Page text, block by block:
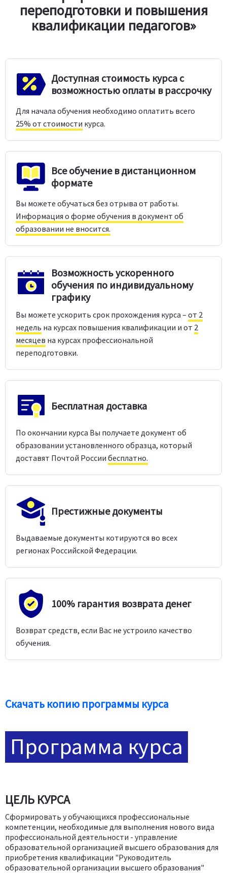
переподготовки и повышения
квалификации педагогов»
Доступная стоимость курса с
возможностью оплаты в рассрочку
Для начала обучения необходимо оплатить всего
25% от стоимости курса.
Все обучение в дистанционном
формате
Вы можете обучаться без отрыва от работы.
Информация о форме обучения в документ об
образовании не вносится.
Возможность ускоренного
обучения по индивидуальному
графику
Вы можете ускорить срок прохождения курса – от 2
недель на курсах повышения квалификации и от 2
месяцев на курсах профессиональной
переподготовки.
Бесплатная доставка
По окончании курса Вы получаете документ об
образовании установленного образца, который
доставят Почтой России бесплатно.
Престижные документы
Выдаваемые документы котируются во всех
регионах Российской Федерации.
100% гарантия возврата денег
Возврат средств, если Вас не устроило качество
обучения.
Скачать копию программы курса
Программа курса
ЦЕЛЬ КУРСА
Сформировать у обучающихся профессиональные
компетенции, необходимые для выполнения нового вида
профессиональной деятельности - управление
образовательной организацией высшего образования для
приобретения квалификации "Руководитель
образовательной организации высшего образования"